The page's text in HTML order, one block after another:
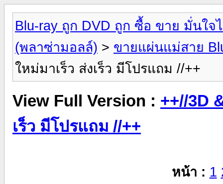
Blu-ray ถูก DVD ถูก ซื้อ ขาย มั่นใจ
(พลาซ่ามอลล์) > ขายแผ่นแม่สาย
ใหม่มาเร็ว ส่งเร็ว มีโปรแถม //++
View Full Version : ++//3D
เร็ว มีโปรแถม //++
หน้า : 1